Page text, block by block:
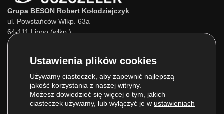
Grupa BESON Robert Kołodziejczyk
ul. Powstańców Wlkp. 63a
64-111 Lipno (wlkp.)
693 800 022
E-mail:info@centrumuszczelek.pl
Używamy ciasteczek, aby zapewnić najlepszą
jakość korzystania z naszej witryny.
Możesz dowiedzieć się więcej o tym, jakich
ciasteczek używamy, lub wyłączyć je w ustawieniach